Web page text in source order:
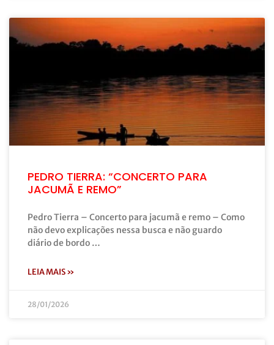
PEDRO TIERRA: “CONCERTO PARA
JACUMÃ E REMO”
Pedro Tierra – Concerto para jacumã e remo – Como
não devo explicações nessa busca e não guardo
diário de bordo …
LEIA MAIS »
28/01/2026